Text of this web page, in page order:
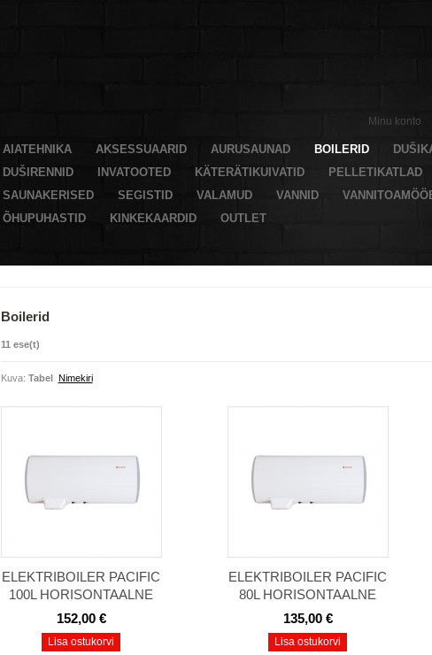
Minu konto
AIATEHNIKA AKSESSUAARID AURUSAUNAD BOILERID
DUŠIRENNID
INVATOOTED KÄTERÄTIKUIVATID PELLETIKATLAD
SAUNAKERISED
SEGISTID VALAMUD VANNID
ÕHUPUHASTID
KINKEKAARDID OUTLET
Boilerid
11 ese(t)
Kuva: Tabel Nimekiri
ELEKTRIBOILER PACIFIC
100L HORISONTAALNE
152,00 €
Lisa ostukorvi
ELEKTRIBOILER PACIFIC
80L HORISONTAALNE
135,00 €
Lisa ostukorvi